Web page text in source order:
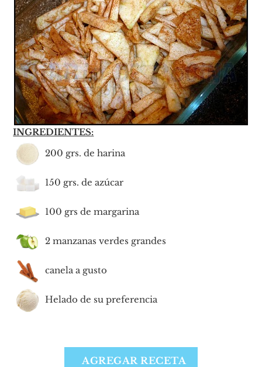
INGREDIENTES:
200 grs. de harina
150 grs. de azúcar
100 grs de margarina
2 manzanas verdes grandes
canela a gusto
Helado de su preferencia
AGREGAR RECETA